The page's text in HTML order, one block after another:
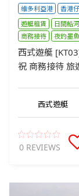
維多利亞港 香港仔
遊艇租賃
日間船
商務接待
夜釣墨魚
西式遊艇
祝 商務接待 旅
西式遊艇
0 REVIEWS